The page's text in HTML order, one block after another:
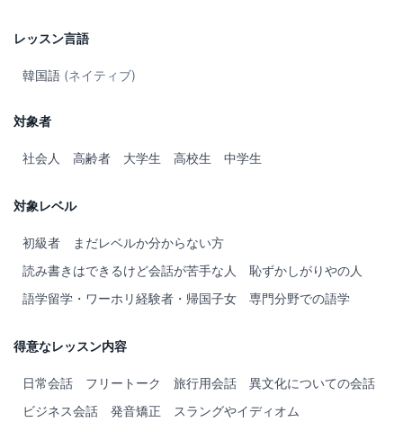
レッスン言語
韓国語 (ネイティブ)
対象者
社会人 高齢者 大学生 高校生 中学生
対象レベル
初級者
まだレベルか分からない方
読み書きはできるけど会話が苦手な人
恥ずかしがりやの人
語学留学・ワーホリ経験者・帰国子女
専門分野での語学
得意なレッスン内容
日常会話 フリートーク 旅行用会話
異文化についての会話
ビジネス会話
発音矯正 スラングやイディオム